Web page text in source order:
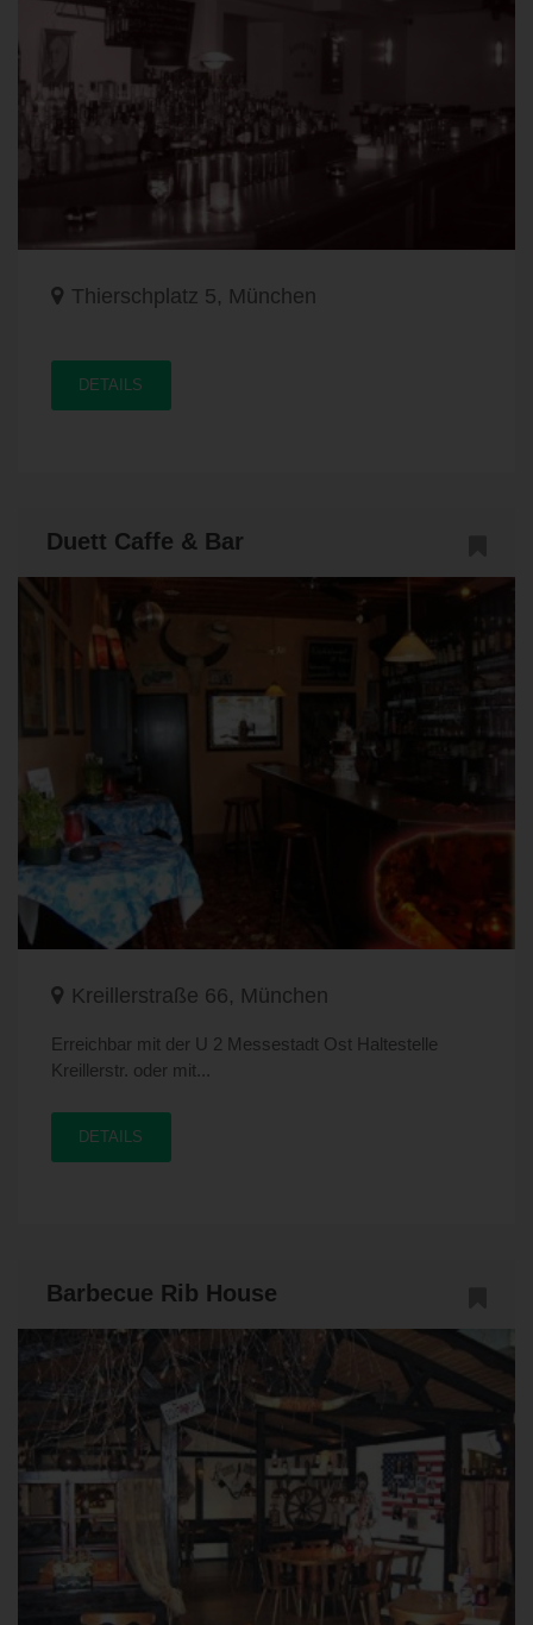
Thierschplatz 5, München
DETAILS
Duett Caffe & Bar
Kreillerstraße 66, München
Erreichbar mit der U 2 Messestadt Ost Haltestelle
Kreillerstr. oder mit...
DETAILS
Barbecue Rib House